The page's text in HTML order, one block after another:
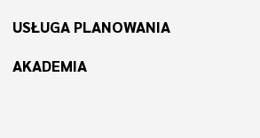
USŁUGA PLANOWANIA
AKADEMIA